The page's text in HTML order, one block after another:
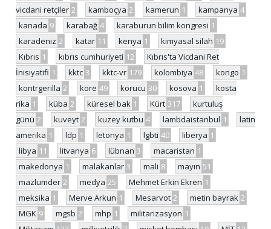
vicdani retçiler 2 kamboçya 2 kamerun 1 kampanya 4
kanada 9 karabağ 4 karaburun bilim kongresi 1
karadeniz 2 katar 11 kenya 1 kimyasal silah 19
Kıbrıs 1 kıbrıs cumhuriyeti 12
Kıbrıs'ta Vicdani Ret
İnisiyatifi 1 kktc 3 kktc-vr 179 kolombiya 48 kongo 1
kontrgerilla 2 kore 49 korucu 30 kosova 1
kosta
rika 1 küba 2 küresel bak 1 Kürt 317
kurtuluş
günü 2 kuveyt 2 kuzey kutbu 4 lambdaistanbul 1
latin
amerika 1 ldp 1 letonya 1 lgbti 40 liberya 1
libya 11 litvanya 6 lübnan 3 macaristan 1
makedonya 1 malakanlar 3 mali 8 mayın 51
mazlumder 2 medya 25 Mehmet Erkin Ekren 1
meksika 1 Merve Arkun 1 Mesarvot 2 metin bayrak 2
MGK 9 mgsb 2 mhp 1 militarizasyon 1